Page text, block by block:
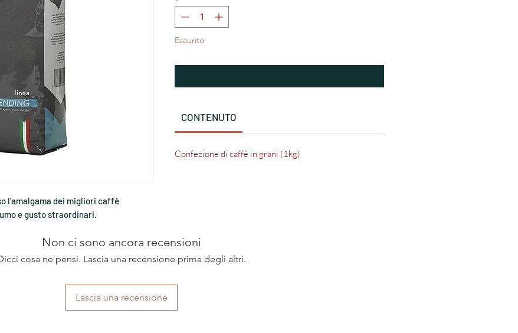
l'amalgama dei migliori caffè
e gusto straordinari.
Esaurito
CONTENUTO
Confezione di caffè in grani (1kg)
Non ci sono ancora recensioni
cosa ne pensi. Lascia una recensione prima degli altri.
Lascia una recensione